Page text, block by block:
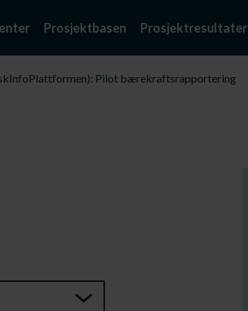
Prosjektbasen Prosjektresultater
Pilot bærekraftsrapportering